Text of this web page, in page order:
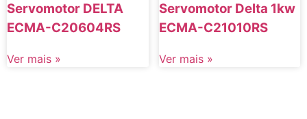
Servomotor DELTA
ECMA-C20604RS
Ver mais »
Servomotor Delta 1kw
ECMA-C21010RS
Ver mais »